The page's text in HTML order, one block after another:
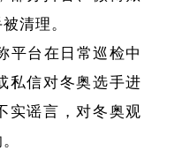
清理。
平台在日常巡检中
私信对冬奥选手进
实谣言，对冬奥观